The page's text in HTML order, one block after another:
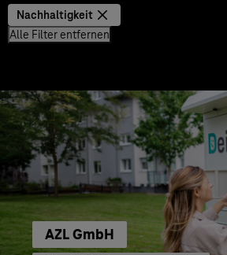
Nachhaltigkeit
Alle Filter entfernen
AZL GmbH